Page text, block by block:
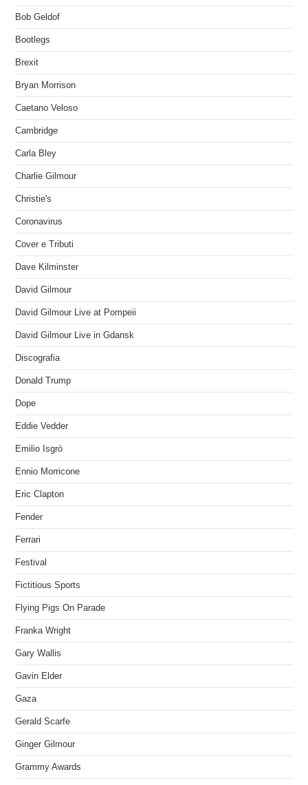
Bob Geldof
Bootlegs
Brexit
Bryan Morrison
Caetano Veloso
Cambridge
Carla Bley
Charlie Gilmour
Christie's
Coronavirus
Cover e Tributi
Dave Kilminster
David Gilmour
David Gilmour Live at Pompeii
David Gilmour Live in Gdansk
Discografia
Donald Trump
Dope
Eddie Vedder
Emilio Isgrò
Ennio Morricone
Eric Clapton
Fender
Ferrari
Festival
Fictitious Sports
Flying Pigs On Parade
Franka Wright
Gary Wallis
Gavin Elder
Gaza
Gerald Scarfe
Ginger Gilmour
Grammy Awards